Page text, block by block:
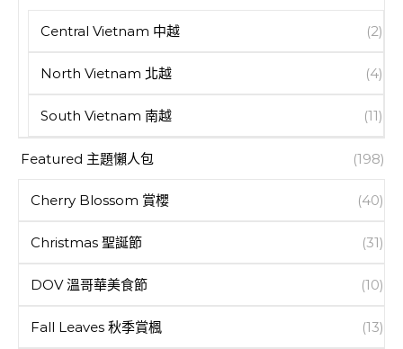
Central Vietnam 中越 (2)
North Vietnam 北越 (4)
South Vietnam 南越 (11)
Featured 主題懶人包 (198)
Cherry Blossom 賞櫻 (40)
Christmas 聖誕節 (31)
DOV 溫哥華美食節 (10)
Fall Leaves 秋季賞楓 (13)